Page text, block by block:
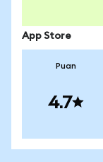
App Store
Puan
4.7